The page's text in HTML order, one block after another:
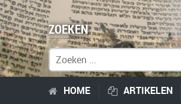
ZOEKEN
Zoek naar:
HOME ARTIKELEN